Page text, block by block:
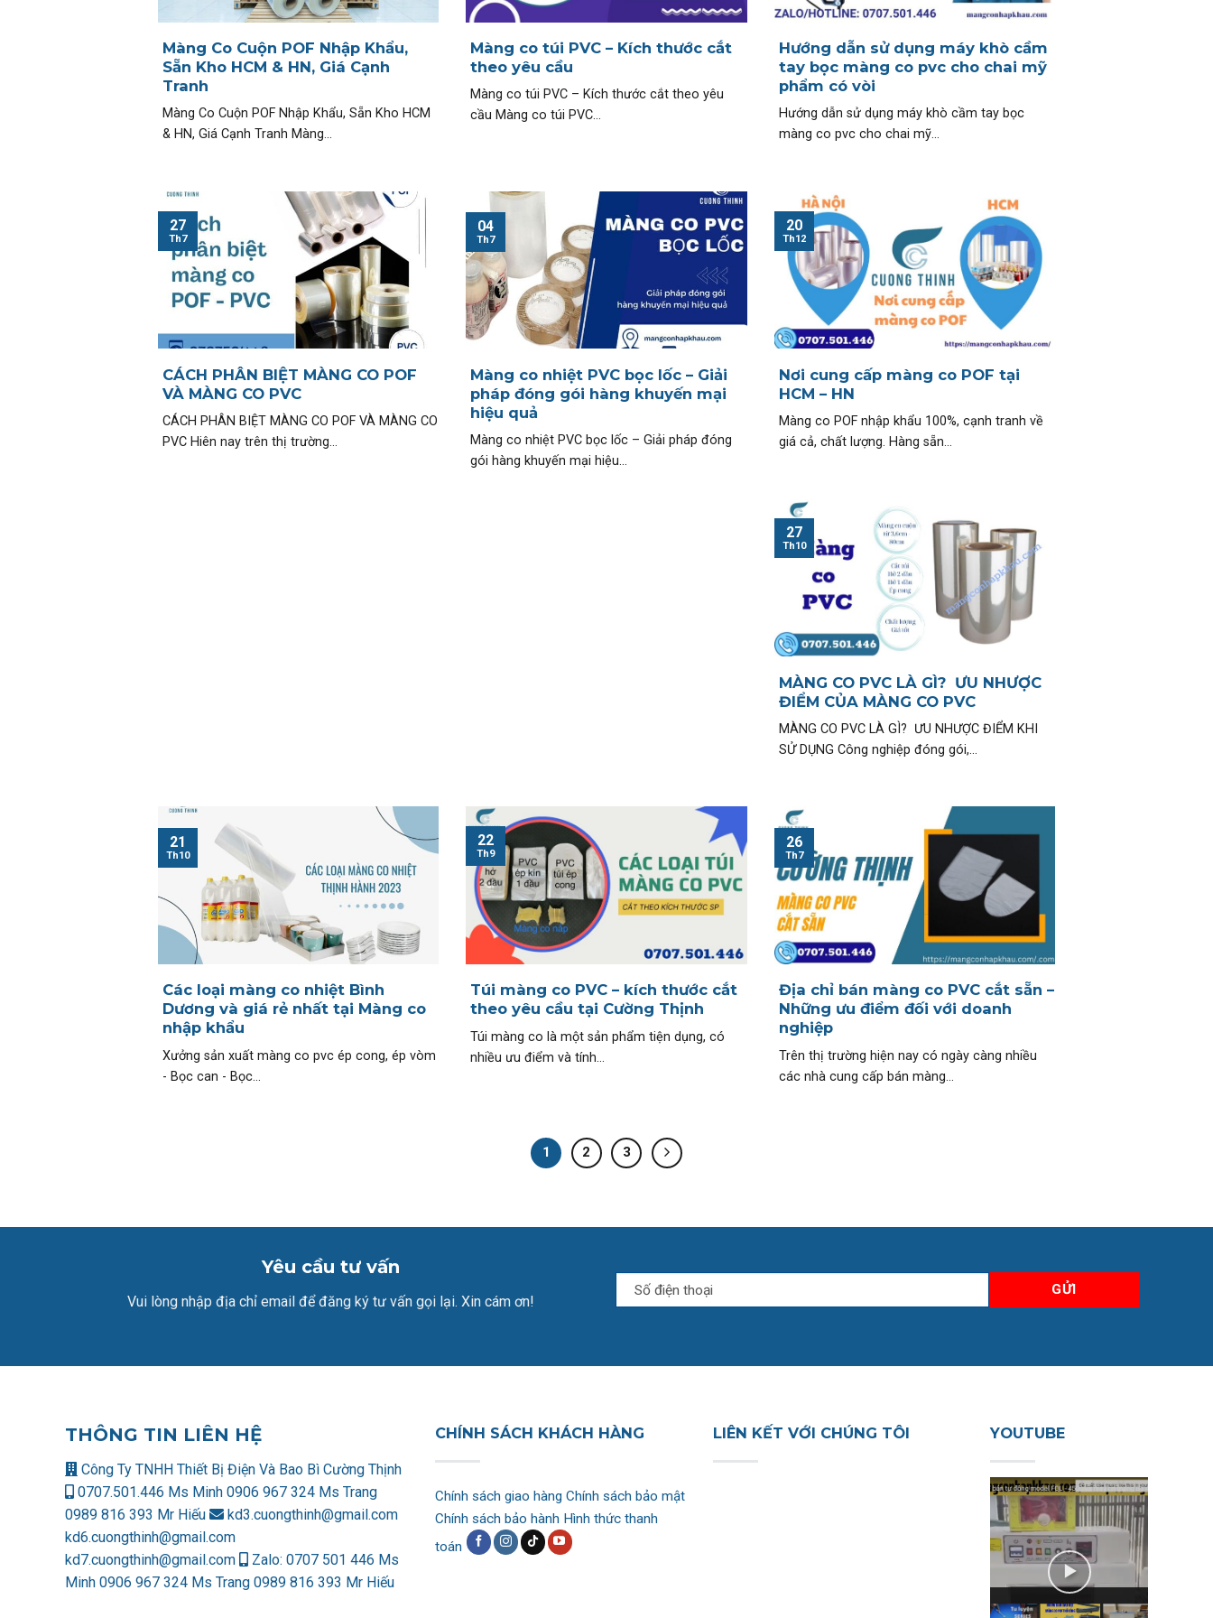
Màng Co Cuộn POF Nhập Khẩu,
Sẵn Kho HCM & HN, Giá Cạnh
Tranh
Màng Co Cuộn POF Nhập Khẩu, Sẵn Kho HCM
& HN, Giá Cạnh Tranh Màng...
Màng co túi PVC – Kích thước cắt
theo yêu cầu
Màng co túi PVC – Kích thước cắt theo yêu
cầu Màng co túi PVC...
Hướng dẫn sử dụng máy khò cầm
tay bọc màng co pvc cho chai mỹ
phẩm có vòi
Hướng dẫn sử dụng máy khò cầm tay bọc
màng co pvc cho chai mỹ...
CÁCH PHÂN BIỆT MÀNG CO POF
VÀ MÀNG CO PVC
CÁCH PHÂN BIỆT MÀNG CO POF VÀ MÀNG CO
PVC Hiên nay trên thị trường...
27
Th7
Màng co nhiệt PVC bọc lốc – Giải
pháp đóng gói hàng khuyến mại
hiệu quả
Màng co nhiệt PVC bọc lốc – Giải pháp đóng
gói hàng khuyến mại hiệu...
04
Th7
Nơi cung cấp màng co POF tại
HCM – HN
Màng co POF nhập khẩu 100%, cạnh tranh về
giá cả, chất lượng. Hàng sẵn...
20
Th12
MÀNG CO PVC LÀ GÌ? ƯU NHƯỢC
ĐIỂM CỦA MÀNG CO PVC
MÀNG CO PVC LÀ GÌ? ƯU NHƯỢC ĐIỂM KHI
SỬ DỤNG Công nghiệp đóng gói,...
27
Th10
Các loại màng co nhiệt Bình
Dương và giá rẻ nhất tại Màng co
nhập khẩu
Xưởng sản xuất màng co pvc ép cong, ép vòm
- Bọc can - Bọc...
21
Th10
Túi màng co PVC – kích thước cắt
theo yêu cầu tại Cường Thịnh
Túi màng co là một sản phẩm tiện dụng, có
nhiều ưu điểm và tính...
22
Th9
Địa chỉ bán màng co PVC cắt sẵn –
Những ưu điểm đối với doanh
nghiệp
Trên thị trường hiện nay có ngày càng nhiều
các nhà cung cấp bán màng...
26
Th7
1 2 3
Yêu cầu tư vấn
Vui lòng nhập địa chỉ email để đăng ký tư vấn gọi lại. Xin cám ơn!
THÔNG TIN LIÊN HỆ
Công Ty TNHH Thiết Bị Điện Và Bao Bì Cường Thịnh
0707.501.446 Ms Minh 0906 967 324 Ms Trang
0989 816 393 Mr Hiếu
kd3.cuongthinh@gmail.com
kd6.cuongthinh@gmail.com
kd7.cuongthinh@gmail.com
Zalo: 0707 501 446 Ms
Minh 0906 967 324 Ms Trang 0989 816 393 Mr Hiếu
CHÍNH SÁCH KHÁCH HÀNG
Chính sách giao hàng Chính sách bảo mật
Chính sách bảo hành Hình thức thanh
toán
LIÊN KẾT VỚI CHÚNG TÔI YOUTUBE